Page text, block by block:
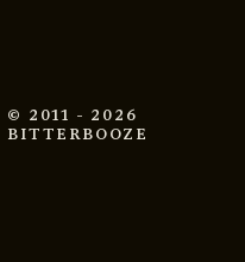
© 2011 - 2026
BITTERBOOZE